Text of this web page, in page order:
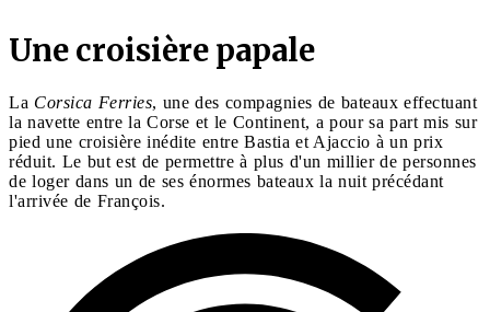
Une croisière papale
La Corsica Ferries, une des compagnies de bateaux effectuant
la navette entre la Corse et le Continent, a pour sa part mis sur
pied une croisière inédite entre Bastia et Ajaccio à un prix
réduit. Le but est de permettre à plus d'un millier de personnes
de loger dans un de ses énormes bateaux la nuit précédant
l'arrivée de François.